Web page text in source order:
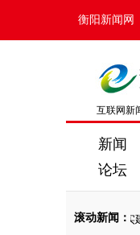
衡阳新闻网
互联网新
新闻
论坛
滚动新闻 ：
怀｜“扎扎实实建设现代